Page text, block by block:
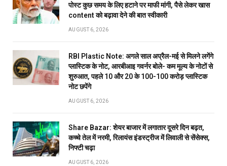
पोस्ट कुछ समय के लिए हटाने पर माफी मांगी, पैसे लेकर खास
content को बढ़ावा देने की बात स्वीकारी
AUGUST 6, 2026
RBI Plastic Note: अगले साल अप्रैल-मई से मिलने लगेंगे
प्लास्टिक के नोट, आरबीआइ गवर्नर बोले- कम मूल्य के नोटों से
शुरुआत, पहले 10 और 20 के 100-100 करोड़ प्लास्टिक
नोट छपेंगे
AUGUST 6, 2026
Share Bazar: शेयर बाजार में लगातार दूसरे दिन बढ़त,
कच्चे तेल में नरमी, रिलायंस इंडस्ट्रीज में लिवाली से सेंसेक्स,
निफ्टी चढ़ा
AUGUST 6, 2026